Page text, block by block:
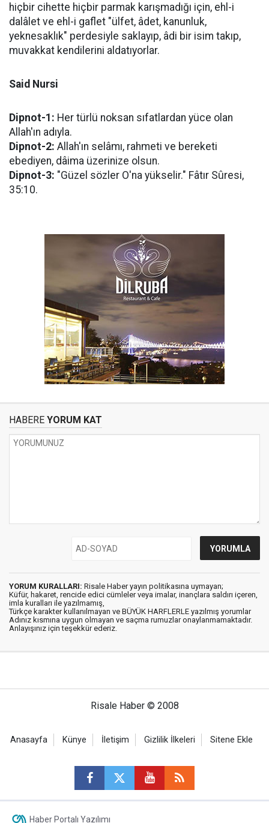
hiçbir cihette hiçbir parmak karışmadığı için, ehl-i
dalâlet ve ehl-i gaflet "ülfet, âdet, kanunluk,
yeknesaklık" perdesiyle saklayıp, âdi bir isim takıp,
muvakkat kendilerini aldatıyorlar.
Said Nursi
Dipnot-1: Her türlü noksan sıfatlardan yüce olan
Allah'ın adıyla.
Dipnot-2: Allah'ın selâmı, rahmeti ve bereketi
ebediyen, dâima üzerinize olsun.
Dipnot-3: "Güzel sözler O'na yükselir." Fâtır Sûresi,
35:10.
HABERE YORUM KAT
YORUM KURALLARI: Risale Haber yayın politikasına uymayan;
Küfür, hakaret, rencide edici cümleler veya imalar, inançlara saldırı içeren,
imla kuralları ile yazılmamış,
Türkçe karakter kullanılmayan ve BÜYÜK HARFLERLE yazılmış yorumlar
Adınız kısmına uygun olmayan ve saçma rumuzlar onaylanmamaktadır.
Anlayışınız için teşekkür ederiz.
Risale Haber © 2008
Anasayfa Künye İletişim Gizlilik İlkeleri Sitene Ekle
Haber Portalı Yazılımı